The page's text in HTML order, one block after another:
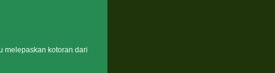
melepaskan kotoran dari